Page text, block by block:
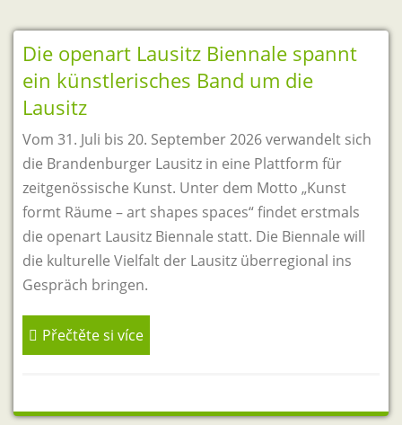
Die openart Lausitz Biennale spannt
ein künstlerisches Band um die
Lausitz
die Brandenburger Lausitz in eine Plattform für
zeitgenössische Kunst. Unter dem Motto „Kunst
formt Räume – art shapes spaces“ findet erstmals
die openart Lausitz Biennale statt. Die Biennale will
die kulturelle Vielfalt der Lausitz überregional ins
Gespräch bringen.
Přečtěte si více